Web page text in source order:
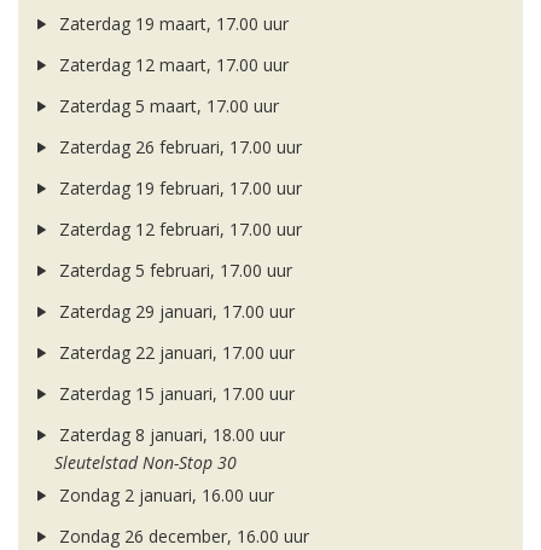
Zaterdag 19 maart, 17.00 uur
Zaterdag 12 maart, 17.00 uur
Zaterdag 5 maart, 17.00 uur
Zaterdag 26 februari, 17.00 uur
Zaterdag 19 februari, 17.00 uur
Zaterdag 12 februari, 17.00 uur
Zaterdag 5 februari, 17.00 uur
Zaterdag 29 januari, 17.00 uur
Zaterdag 22 januari, 17.00 uur
Zaterdag 15 januari, 17.00 uur
Zaterdag 8 januari, 18.00 uur
Sleutelstad Non-Stop 30
Zondag 2 januari, 16.00 uur
Zondag 26 december, 16.00 uur